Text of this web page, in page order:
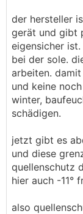
der hersteller
gerät und gibt
eigensicher
bei der sole.
arbeiten.
und keine
winter,
schädigen.
jetzt gibt es
und diese
quellenschutz
hier auch -11°
also